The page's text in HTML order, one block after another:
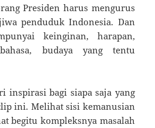
Presiden harus mengurus
penduduk Indonesia. Dan
keinginan, harapan,
budaya yang tentu
inspirasi bagi siapa saja yang
ini. Melihat sisi kemanusian
begitu kompleksnya masalah